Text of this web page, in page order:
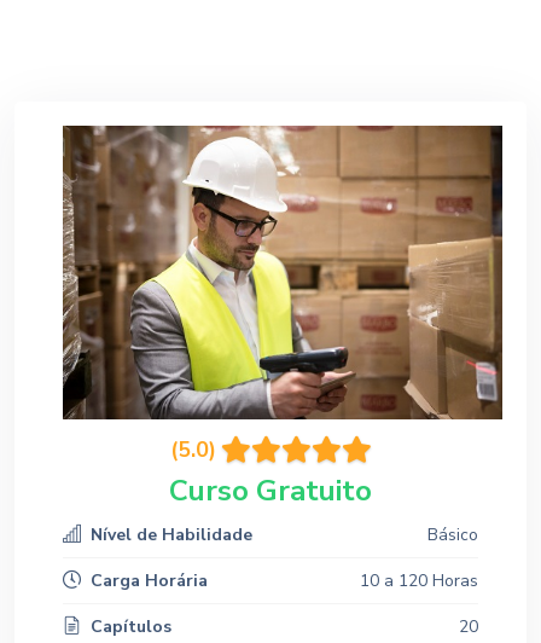
(5.0)
Curso Gratuito
Nível de Habilidade
Básico
Carga Horária
10 a 120 Horas
Capítulos
20